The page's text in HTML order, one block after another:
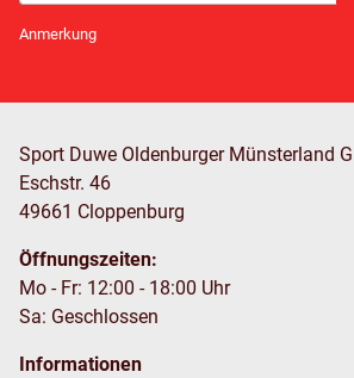
Anmerkung
Sport Duwe Oldenburger Münsterland
Eschstr. 46
49661 Cloppenburg
Öffnungszeiten:
Mo - Fr: 12:00 - 18:00 Uhr
Sa: Geschlossen
Informationen